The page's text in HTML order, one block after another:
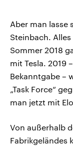
Aber man lasse
Steinbach.
Sommer 2018
mit Tesla. 2019
Bekanntgabe –
„Task Force“
man jetzt mit
Von außerhalb
Fabrikgeländes